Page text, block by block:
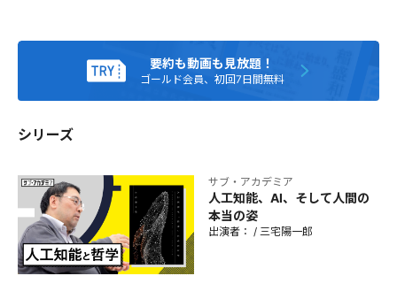
『人工知能のための哲学塾』（ビー・エヌ・エヌ新社）、
『人工知能が「生命」になるとき』（PLANETS/第二次惑星
開発委員会）など。
要約も動画も見放題！
ゴールド会員、初回7日間無料
シリーズ
サブ・アカデミア
人工知能、AI、そして人間の
本当の姿
出演者： / 三宅陽一郎